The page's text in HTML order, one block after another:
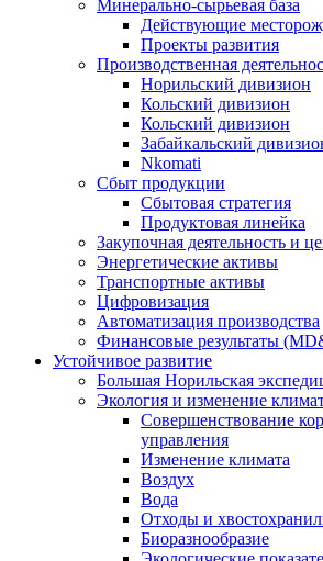
Минерально-сырьевая база
Действующие
Проекты развития
Производственная
Норильский дивизион
Кольский дивизион
Кольский дивизион
Забайкальский
Nkomati
Сбыт продукции
Сбытовая стратегия
Продуктовая линейка
Закупочная деятельность и
Энергетические активы
Транспортные активы
Цифровизация
Автоматизация производства
Финансовые результаты
Устойчивое развитие
Большая Норильская
Экология и изменение
Совершенствование
управления
Изменение климата
Воздух
Вода
Отходы и
Биоразнообразие